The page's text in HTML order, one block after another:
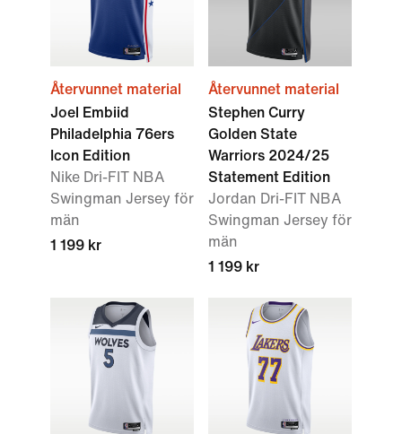
Återvunnet material
Joel Embiid
Philadelphia 76ers
Icon Edition
Nike Dri-FIT NBA
Swingman Jersey för
män
1 199 kr
Återvunnet material
Stephen Curry
Golden State
Warriors 2024/25
Statement Edition
Jordan Dri-FIT NBA
Swingman Jersey för
män
1 199 kr